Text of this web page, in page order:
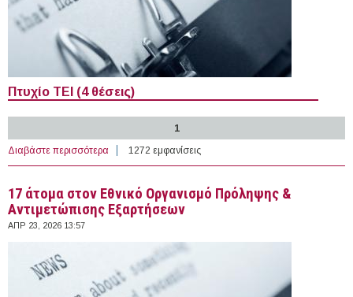
Πτυχίο ΤΕΙ (4 θέσεις)
1
Διαβάστε περισσότερα για 35 άτομα στον Ελληνικό Ερυθρό Σταυρό
1272 εμφανίσεις
17 άτομα στον Εθνικό Οργανισμό Πρόληψης &
Αντιμετώπισης Εξαρτήσεων
ΑΠΡ 23, 2026 13:57